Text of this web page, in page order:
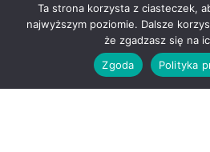
Ta strona korzysta z ciasteczek,
najwyższym poziomie. Dalsze
że zgadzasz się na
Zgoda
Polityka